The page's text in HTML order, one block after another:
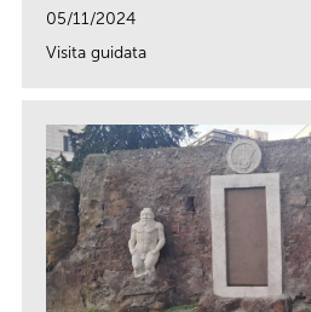
05/11/2024
Visita guidata